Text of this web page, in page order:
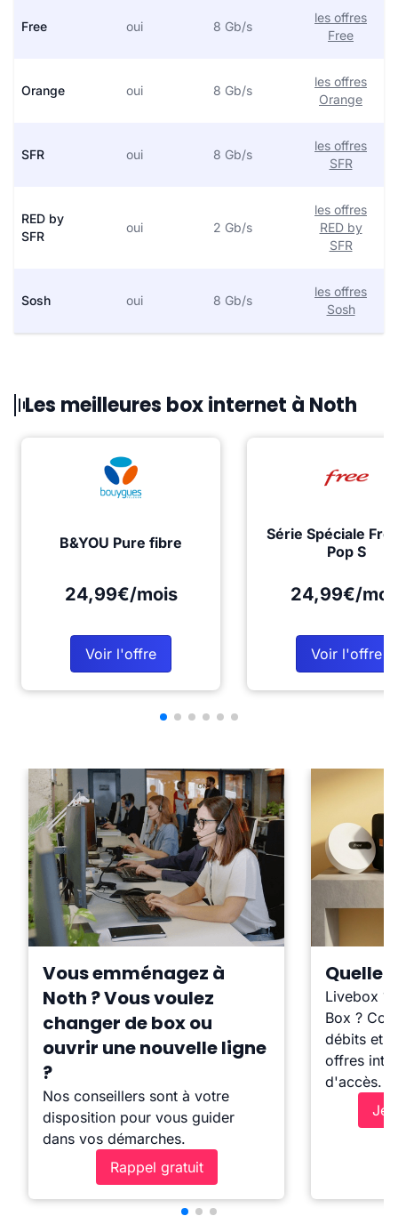
Free oui 8 Gb/s
les offres
Free
Orange oui 8 Gb/s
les offres
Orange
SFR oui 8 Gb/s
les offres
SFR
RED by
SFR
oui 2 Gb/s
les offres
RED by
SFR
Sosh oui 8 Gb/s
les offres
Sosh
Les meilleures box internet à Noth
B&YOU Pure fibre
24,99€/mois
Voir l'offre
Série Spéciale
Pop S
24,99€/
Voir l'offre
Vous emménagez à
Noth ? Vous voulez
changer de box ou
ouvrir une nouvelle ligne
?
Nos conseillers sont à votre
disposition pour vous guider
dans vos démarches.
Rappel gratuit
Quelle
Livebox ?
Box ?
débits et
offres
d'accès.
Je